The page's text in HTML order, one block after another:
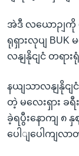
အဲဒီ လယောဉျကို
ရုရှားလုပျ BUK
လနျနိုငျငံ တရာ
နယျသာလနျနိုငျ
တဲ့ မလေးရှား ခ
ခဲ့ရပွီးနောကျ ၈
ပေါျပေါကျလာ